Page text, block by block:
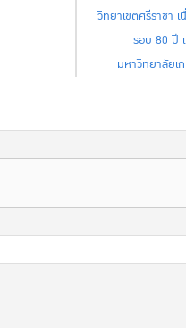
วิทยาเขตศรีราชา
รอบ 80 ปี
มหาวิทยาลัยเ